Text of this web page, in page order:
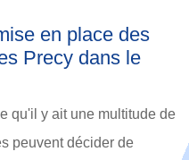
en place des
Precy dans le
qu'il y ait une multitude de
peuvent décider de